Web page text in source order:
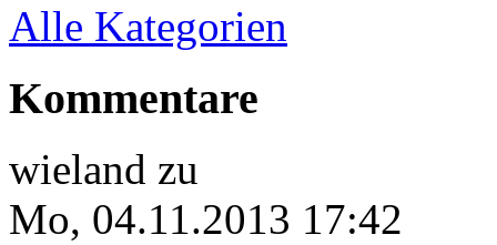
Alle Kategorien
Kommentare
wieland zu
Mo, 04.11.2013 17:42